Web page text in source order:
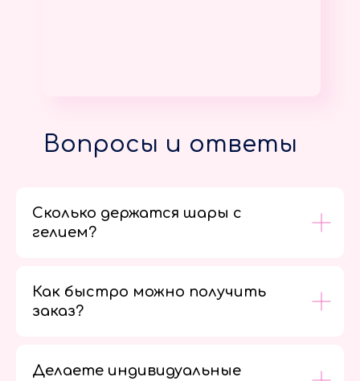
Вопросы и ответы
Сколько держатся шары с
гелием?
Как быстро можно получить
заказ?
Делаете индивидуальные